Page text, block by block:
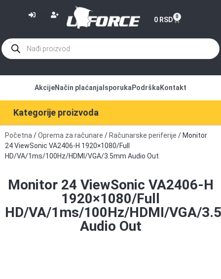
0 RSD 0
Kategorije proizvoda
AkcijeNačin plaćanja Isporuka Podrška Kontakt
Početna /Oprema za računare / Računarske periferije / Monitor
24 ViewSonic VA2406-H 1920×1080/Full
HD/VA/1ms/100Hz/HDMI/VGA/3.5mm Audio Out
Monitor 24 ViewSonic VA2406-H
1920×1080/Full
HD/VA/1ms/100Hz/HDMI/VGA/
Audio Out